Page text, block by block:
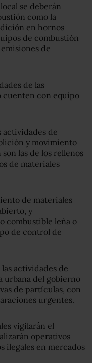
se deberán
como la
en hornos
de combustión
de
de las
cuenten con equipo
actividades de
y movimiento
las de los rellenos
de materiales
de materiales
y
combustible leña o
de control de
actividades de
urbana del gobierno
de partículas, con
urgentes.
vigilarán el
operativos
ilegales en mercados